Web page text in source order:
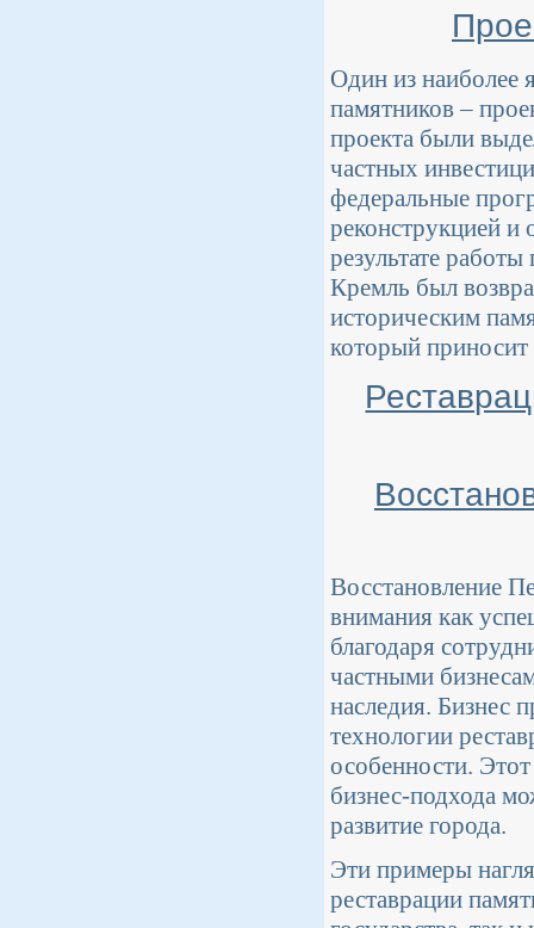
Один из наиболее
памятников –
проекта были
частных
федеральные
реконструкцией и
результате
Кремль был
историческим
который
Восстановление
внимания как
благодаря
частными
наследия. Бизнес
технологии
особенности.
бизнес-подхода
развитие города.
Эти примеры
реставрации